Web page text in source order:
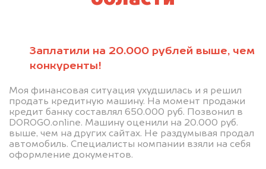
Заплатили на 20.000 рублей выше, чем
конкуренты!
Моя финансовая ситуация ухудшилась и я решил
продать кредитную машину. На момент продажи
кредит банку составлял 650.000 руб. Позвонил в
DOROGO.online. Машину оценили на 20.000 руб.
выше, чем на других сайтах. Не раздумывая продал
автомобиль. Специалисты компании взяли на себя
оформление документов.